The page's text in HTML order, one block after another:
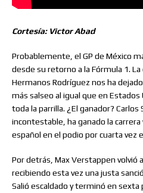
Cortesía: Victor Abad
Probablemente, el GP de México
desde su retorno a la Fórmula 1.
Hermanos Rodríguez nos ha
más salseo al igual que en Estados
toda la parrilla. ¿El ganador?
incontestable, ha ganado la
español en el podio por cuarta vez
Por detrás, Max Verstappen volvió
recibiendo esta vez una justa
Salió escaldado y terminó en